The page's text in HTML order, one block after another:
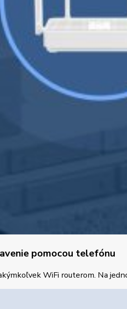
pomocou telefónu
WiFi routerom. Na